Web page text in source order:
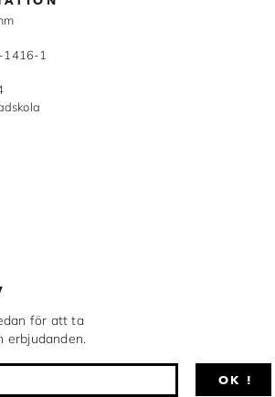
1416-1
för att ta
erbjudanden.
OK !